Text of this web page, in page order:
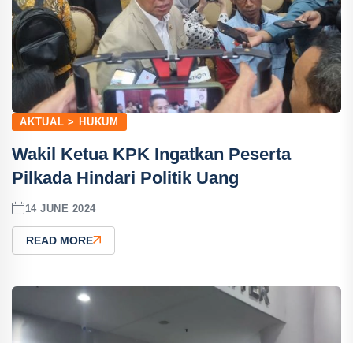
AKTUAL > HUKUM
Wakil Ketua KPK Ingatkan Peserta
Pilkada Hindari Politik Uang
14 JUNE 2024
READ MORE